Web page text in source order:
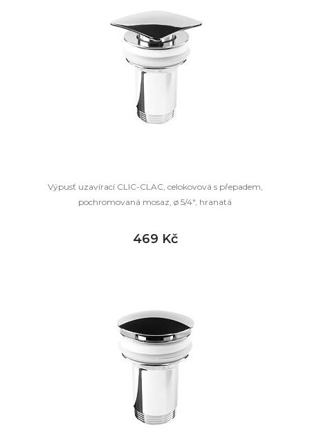
Výpusť uzavírací CLIC-CLAC, celokovová s přepadem,
pochromovaná mosaz, ø 5/4", hranatá
469 Kč